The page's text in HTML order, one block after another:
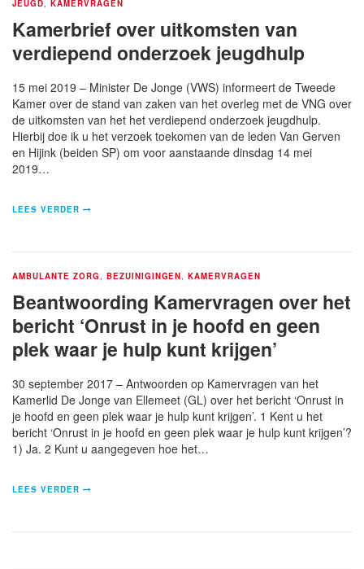
JEUGD KAMERVRAGEN
Kamerbrief over uitkomsten van
verdiepend onderzoek jeugdhulp
15 mei 2019 – Minister De Jonge (VWS) informeert de Tweede
Kamer over de stand van zaken van het overleg met de VNG over
de uitkomsten van het het verdiepend onderzoek jeugdhulp.
Hierbij doe ik u het verzoek toekomen van de leden Van Gerven
en Hijink (beiden SP) om voor aanstaande dinsdag 14 mei
2019…
LEES VERDER
AMBULANTE ZORG BEZUINIGINGEN ,KAMERVRAGEN
Beantwoording Kamervragen over het
bericht ‘Onrust in je hoofd en geen
plek waar je hulp kunt krijgen’
30 september 2017 – Antwoorden op Kamervragen van het
Kamerlid De Jonge van Ellemeet (GL) over het bericht ‘Onrust in
je hoofd en geen plek waar je hulp kunt krijgen’. 1 Kent u het
bericht ‘Onrust in je hoofd en geen plek waar je hulp kunt krijgen’?
1) Ja. 2 Kunt u aangegeven hoe het…
LEES VERDER